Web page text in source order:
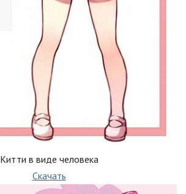
Китти в виде человека
Скачать